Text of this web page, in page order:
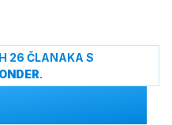
26 ČLANAKA S
.